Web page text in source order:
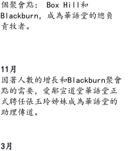
個聚會點： Box Hill和
Blackburn，成為華語堂的總負
責牧者。
11月
因著人數的增長和Blackburn聚會
點的需要，愛鄰宣道堂華語堂正
式聘任張玉玲姊妹成為華語堂的
助理傳道。
3月